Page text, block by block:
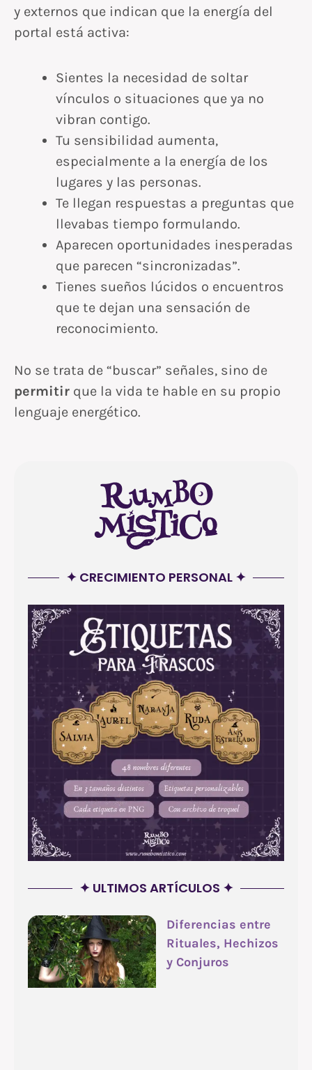
y externos que indican que la energía del
portal está activa:
Sientes la necesidad de soltar
vínculos o situaciones que ya no
vibran contigo.
Tu sensibilidad aumenta,
especialmente a la energía de los
lugares y las personas.
Te llegan respuestas a preguntas que
llevabas tiempo formulando.
Aparecen oportunidades inesperadas
que parecen “sincronizadas”.
Tienes sueños lúcidos o encuentros
que te dejan una sensación de
reconocimiento.
No se trata de “buscar” señales, sino de
permitir que la vida te hable en su propio
lenguaje energético.
✦ CRECIMIENTO PERSONAL ✦
✦ ULTIMOS ARTÍCULOS ✦
Diferencias entre
Rituales, Hechizos
y Conjuros